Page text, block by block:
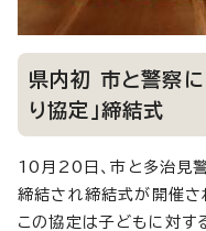
県内初 市と警察に
り協定」締結式
10月20日、市と多治見
締結され締結式が開催さ
この協定は子どもに対す